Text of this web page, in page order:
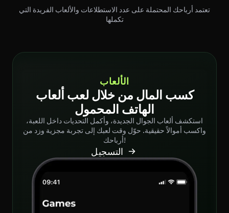
تعتمد أرباحك المحتملة على عدد الاستطلاعات والألعاب الفريدة التي
تكملها
الألعاب
كسب المال من خلال لعب ألعاب
الهاتف المحمول
استكشف ألعاب الجوال الجديدة، وأكمل التحديات داخل اللعبة،
واكسب أموالاً حقيقية. حوّل وقت لعبك إلى تجربة مجزية وزد من
أرباحك!
التسجيل